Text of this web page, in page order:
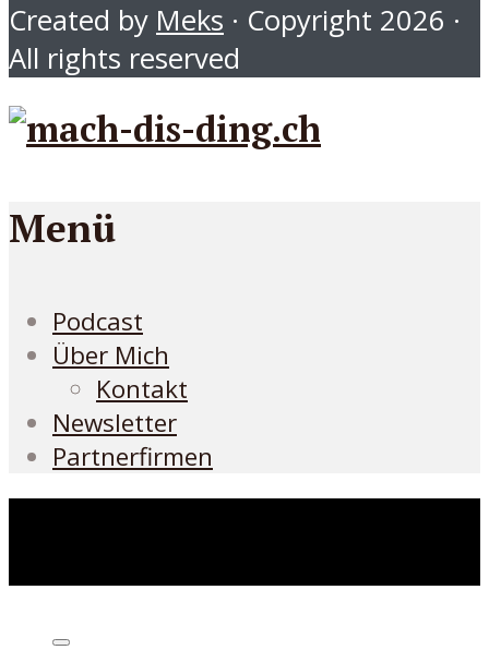
Created by Meks · Copyright 2026 ·
All rights reserved
Menü
Podcast
Über Mich
Kontakt
Newsletter
Partnerfirmen